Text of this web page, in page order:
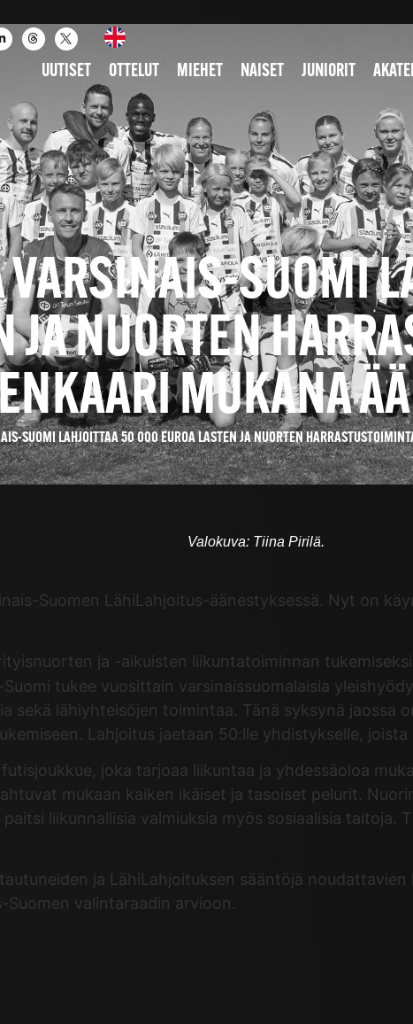
UUTISET OTTELUT MIEHET NAISET JUNIORIT
VARSINAIS-SUOMI
JA NUORTEN
MUKANA
SUOMI LAHJOITTAA 50 000 EUROA LASTEN JA NUORTEN
Valokuva: Tiina Pirilä.
Suomen LähiLahjoitus-äänestyksessä. Nyt on
ja -aikuisten liikuntatoiminnan
tukee vuosittain varsinaissuomalaisia
sekä lähiyhteisöjen toimintaa. Tänä syksynä jaossa
Lahjoitus jaetaan 50:lle yhdistykselle, joista
joka tarjoaa liikuntaa ja yhdessäoloa
mukaan kaiken ikäiset ja tasoiset pelurit.
liikunnallisia valmiuksia myös sosiaalisia taitoja.
ja LähiLahjoituksen sääntöjä
Suomen valintaraadin arvioon.